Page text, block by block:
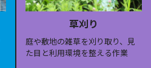
草刈り
庭や敷地の雑草を刈り取り、見
た目と利用環境を整える作業